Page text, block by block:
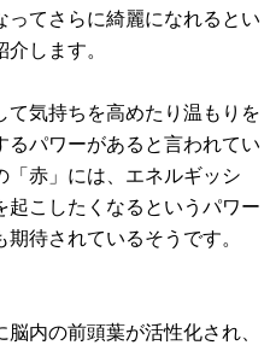
てさらに綺麗になれるとい
します。
気持ちを高めたり温もりを
パワーがあると言われてい
「赤」には、エネルギッシ
起こしたくなるというパワー
待されているそうです。
内の前頭葉が活性化され、